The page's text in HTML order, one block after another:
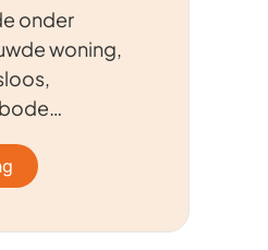
onder
woning,